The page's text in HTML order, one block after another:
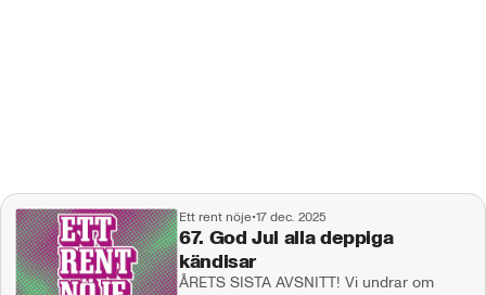
Ett rent nöje•17 dec. 2025
67. God Jul alla deppiga
kändisar
ÅRETS SISTA AVSNITT! Vi undrar om